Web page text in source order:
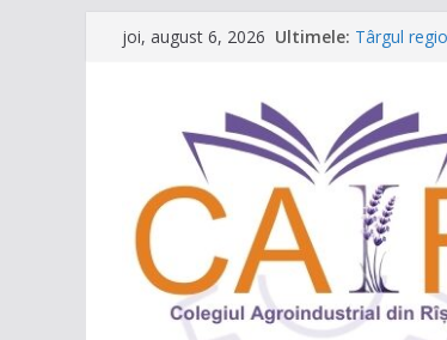
joi, august 6, 2026 Ultimele: Târgul
neuitat!
CONCURS
destinația
Caravana